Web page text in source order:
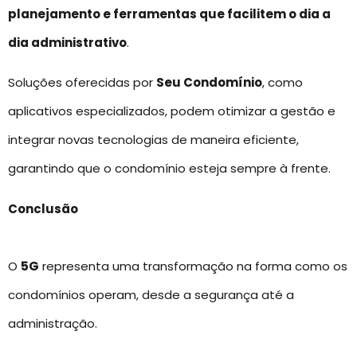
planejamento e ferramentas que facilitem o dia a
dia administrativo.
Soluções oferecidas por Seu Condomínio, como
aplicativos especializados, podem otimizar a gestão e
integrar novas tecnologias de maneira eficiente,
garantindo que o condomínio esteja sempre à frente.
Conclusão
O 5G representa uma transformação na forma como os
condomínios operam, desde a segurança até a
administração.